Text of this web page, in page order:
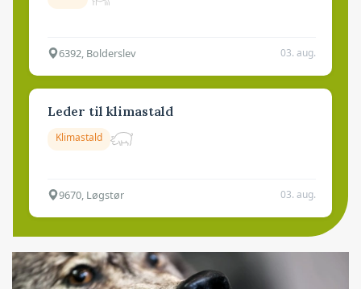
6392, Bolderslev 03. aug.
Leder til klimastald
Klimastald
9670, Løgstør 03. aug.